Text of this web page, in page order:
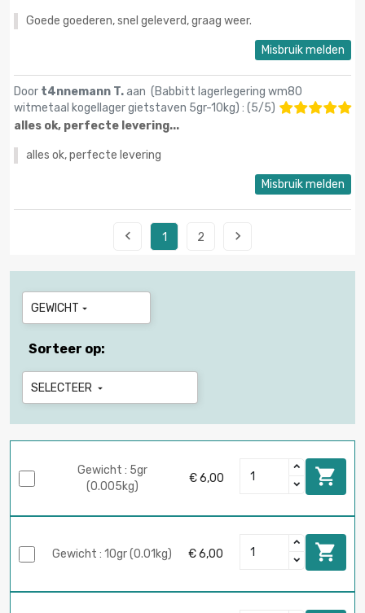
Goede goederen, snel geleverd, graag weer.
Misbruik melden
Door t4nnemann T.aan (Babbitt lagerlegering wm80
witmetaal kogellager gietstaven 5gr-10kg) : (5/5)
alles ok, perfecte levering...
alles ok, perfecte levering
Misbruik melden
 1 2 
GEWICHT 
Sorteer op:
SELECTEER 
Gewicht : 5gr
(0.005kg)
€ 6,00 
Gewicht : 10gr (0.01kg) € 6,00 